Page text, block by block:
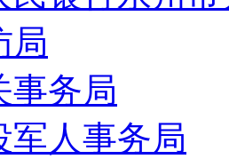
局
事务局
军人事务局